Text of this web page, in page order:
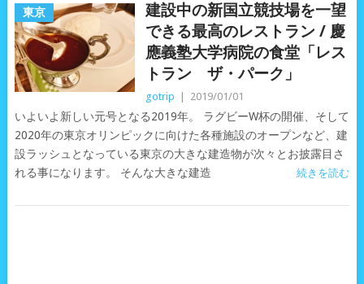
東京
建設中の新国立競技場を一望
できる最高のレストラン / 慶
應義塾大学病院の食堂「レス
トラン ザ・パーク」
gotrip 2019/01/01
いよいよ新しい元号となる2019年。 ラグビーW杯の開催、そして
2020年の東京オリンピックに向けた各種施設のオープンなど、建
設ラッシュとなっている東京の大きな建造物が次々とお披露目さ
れる事になります。 そんな大きな建造
続きを読む